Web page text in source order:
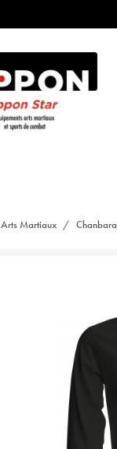
Arts Martiaux Chanbara